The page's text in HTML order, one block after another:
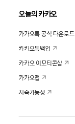
오늘의 카카오
카카오톡 공식 다운로드
카카오톡백업
카카오 이모티콘샵
카카오맵
지속가능성